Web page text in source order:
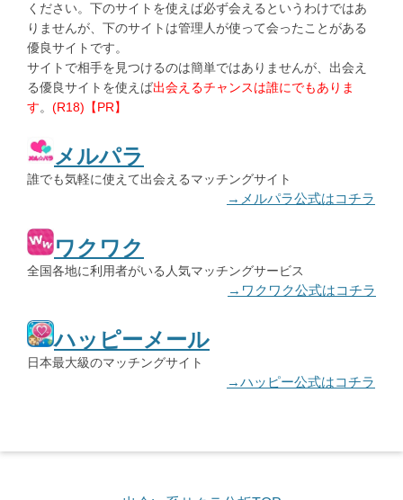
ください。下のサイトを使えば必ず会えるというわけではあ
りませんが、下のサイトは管理人が使って会ったことがある
優良サイトです。
サイトで相手を見つけるのは簡単ではありませんが、出会え
る優良サイトを使えば出会えるチャンスは誰にでもありま
す。 (R18)【PR】
メルパラ
誰でも気軽に使えて出会えるマッチングサイト
→メルパラ公式はコチラ
ワクワク
全国各地に利用者がいる人気マッチングサービス
→ワクワク公式はコチラ
ハッピーメール
日本最大級のマッチングサイト
→ハッピー公式はコチラ